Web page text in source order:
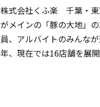
株式会社くふ楽 千葉・東
がメインの「豚の大地」
員、アルバイトのみんな
年、現在では16店舗を展